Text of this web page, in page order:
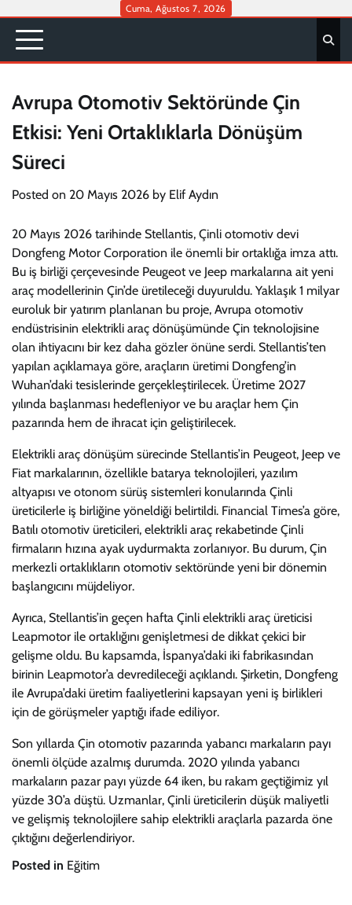
content
Cuma, Ağustos 7, 2026
Avrupa Otomotiv Sektöründe Çin
Etkisi: Yeni Ortaklıklarla Dönüşüm
Süreci
Posted on 20 Mayıs 2026 by Elif Aydın
20 Mayıs 2026 tarihinde Stellantis, Çinli otomotiv devi
Dongfeng Motor Corporation ile önemli bir ortaklığa imza attı.
Bu iş birliği çerçevesinde Peugeot ve Jeep markalarına ait yeni
araç modellerinin Çin’de üretileceği duyuruldu. Yaklaşık 1 milyar
euroluk bir yatırım planlanan bu proje, Avrupa otomotiv
endüstrisinin elektrikli araç dönüşümünde Çin teknolojisine
olan ihtiyacını bir kez daha gözler önüne serdi. Stellantis’ten
yapılan açıklamaya göre, araçların üretimi Dongfeng’in
Wuhan’daki tesislerinde gerçekleştirilecek. Üretime 2027
yılında başlanması hedefleniyor ve bu araçlar hem Çin
pazarında hem de ihracat için geliştirilecek.
Elektrikli araç dönüşüm sürecinde Stellantis’in Peugeot, Jeep ve
Fiat markalarının, özellikle batarya teknolojileri, yazılım
altyapısı ve otonom sürüş sistemleri konularında Çinli
üreticilerle iş birliğine yöneldiği belirtildi. Financial Times’a göre,
Batılı otomotiv üreticileri, elektrikli araç rekabetinde Çinli
firmaların hızına ayak uydurmakta zorlanıyor. Bu durum, Çin
merkezli ortaklıkların otomotiv sektöründe yeni bir dönemin
başlangıcını müjdeliyor.
Ayrıca, Stellantis’in geçen hafta Çinli elektrikli araç üreticisi
Leapmotor ile ortaklığını genişletmesi de dikkat çekici bir
gelişme oldu. Bu kapsamda, İspanya’daki iki fabrikasından
birinin Leapmotor’a devredileceği açıklandı. Şirketin, Dongfeng
ile Avrupa’daki üretim faaliyetlerini kapsayan yeni iş birlikleri
için de görüşmeler yaptığı ifade ediliyor.
Son yıllarda Çin otomotiv pazarında yabancı markaların payı
önemli ölçüde azalmış durumda. 2020 yılında yabancı
markaların pazar payı yüzde 64 iken, bu rakam geçtiğimiz yıl
yüzde 30’a düştü. Uzmanlar, Çinli üreticilerin düşük maliyetli
ve gelişmiş teknolojilere sahip elektrikli araçlarla pazarda öne
çıktığını değerlendiriyor.
Posted in Eğitim